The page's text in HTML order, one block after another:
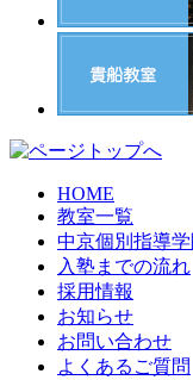
HOME
教室一覧
中京個別指導
入塾までの流れ
採用情報
お知らせ
お問い合わせ
よくあるご質問